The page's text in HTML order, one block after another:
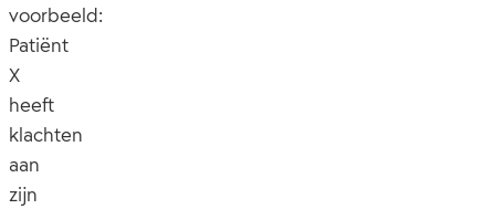
voorbeeld:
Patiënt
X
heeft
klachten
aan
zijn